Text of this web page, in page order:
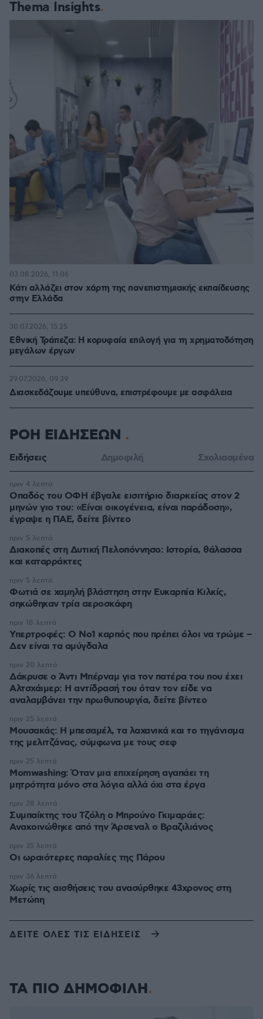
Thema Insights
Κάτι αλλάζει στον χάρτη της πανεπιστημιακής εκπαίδευσης
στην Ελλάδα
03.08.2026, 11:06
Εθνική Τράπεζα: Η κορυφαία επιλογή για τη χρηματοδότηση
μεγάλων έργων
30.07.2026, 15:25
Διασκεδάζουμε υπεύθυνα, επιστρέφουμε με ασφάλεια
29.07.2026, 09:39
ΡΟΗ ΕΙΔΗΣΕΩΝ
Ειδήσεις Δημοφιλή Σχολιασμένα
Οπαδός του ΟΦΗ έβγαλε εισιτήριο διαρκείας στον 2
μηνών γιο του: «Είναι οικογένεια, είναι παράδοση»,
έγραψε η ΠΑΕ, δείτε βίντεο
πριν 4 λεπτά
Διακοπές στη Δυτική Πελοπόννησο: Ιστορία, θάλασσα
και καταρράκτες
πριν 5 λεπτά
Φωτιά σε χαμηλή βλάστηση στην Ευκαρπία Κιλκίς,
σηκώθηκαν τρία αεροσκάφη
πριν 5 λεπτά
Υπερτροφές: Ο Νο1 καρπός που πρέπει όλοι να τρώμε –
Δεν είναι τα αμύγδαλα
πριν 18 λεπτά
Δάκρυσε ο Άντι Μπέρναμ για τον πατέρα του που έχει
Αλτσχάιμερ: Η αντίδρασή του όταν τον είδε να
αναλαμβάνει την πρωθυπουργία, δείτε βίντεο
πριν 20 λεπτά
Μουσακάς: Η μπεσαμέλ, τα λαχανικά και το τηγάνισμα
της μελιτζάνας, σύμφωνα με τους σεφ
πριν 25 λεπτά
Momwashing: Όταν μια επιχείρηση αγαπάει τη
μητρότητα μόνο στα λόγια αλλά όχι στα έργα
πριν 25 λεπτά
Συμπαίκτης του Τζόλη ο Μπρούνο Γκιμαράες:
Ανακοινώθηκε από την Άρσεναλ ο Βραζιλιάνος
πριν 28 λεπτά
Οι ωραιότερες παραλίες της Πάρου
πριν 35 λεπτά
Χωρίς τις αισθήσεις του ανασύρθηκε 43χρονος στη
Μετώπη
πριν 36 λεπτά
ΔΕΙΤΕ ΟΛΕΣ ΤΙΣ ΕΙΔΗΣΕΙΣ
ΤΑ ΠΙΟ ΔΗΜΟΦΙΛΗ